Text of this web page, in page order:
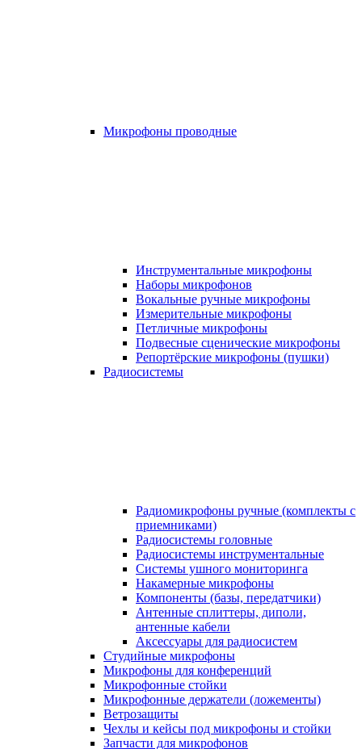
Микрофоны проводные
Инструментальные микрофоны
Наборы микрофонов
Вокальные ручные микрофоны
Измерительные микрофоны
Петличные микрофоны
Подвесные сценические микрофоны
Репортёрские микрофоны (пушки)
Радиосистемы
Радиомикрофоны ручные (комплекты с
приемниками)
Радиосистемы головные
Радиосистемы инструментальные
Системы ушного мониторинга
Накамерные микрофоны
Компоненты (базы, передатчики)
Антенные сплиттеры, диполи,
антенные кабели
Аксесcуары для радиосистем
Студийные микрофоны
Микрофоны для конференций
Микрофонные стойки
Микрофонные держатели (ложементы)
Ветрозащиты
Чехлы и кейсы под микрофоны и стойки
Запчасти для микрофонов